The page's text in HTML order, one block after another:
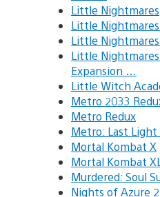
Little Nightmares
Little
Little
Little
Expansion …
Little Witch
Metro 2033
Metro Redux
Metro: Last Light
Mortal Kombat X
Mortal Kombat
Murdered: Soul
Nights of Azure